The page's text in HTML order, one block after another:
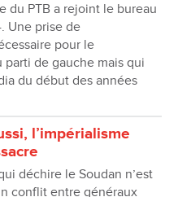
du PTB a rejoint le bureau
Une prise de
pour le
de gauche mais qui
du début des années
l’impérialisme
déchire le Soudan n’est
conflit entre généraux